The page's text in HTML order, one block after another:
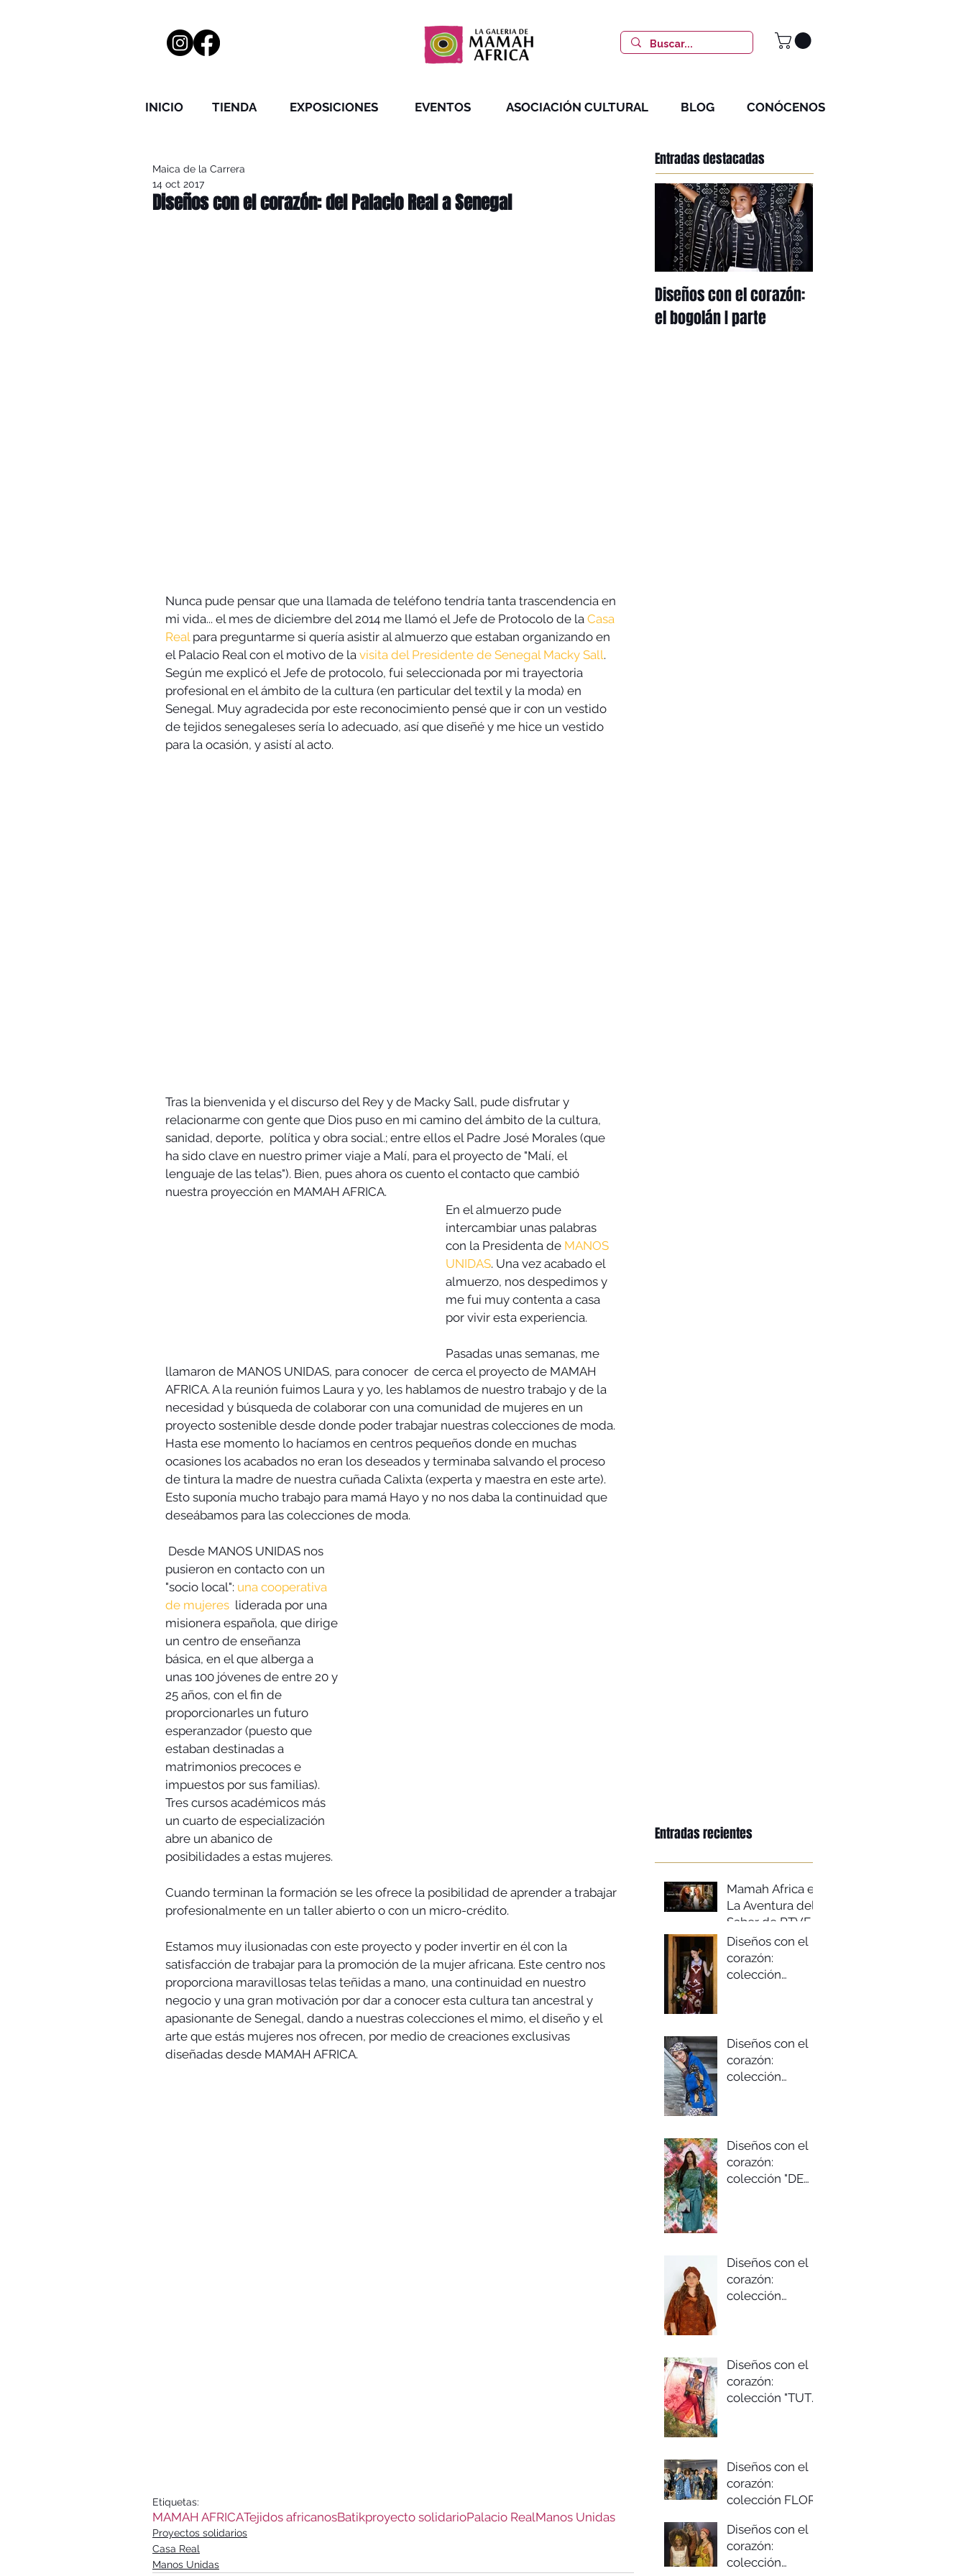
INICIO TIENDA EXPOSICIONES EVENTOS ASOCIACIÓN CULTURAL BLOG CONÓCENOS
Diseños con el corazón: del Palacio Real a Senegal
Maica de la Carrera
14 oct 2017
Nunca pude pensar que una llamada de teléfono tendría tanta trascendencia en
mi vida... el mes de diciembre del 2014 me llamó el Jefe de Protocolo de la Casa
Real para preguntarme si quería asistir al almuerzo que estaban organizando en
el Palacio Real con el motivo de la visita del Presidente de Senegal Macky Sall.
Según me explicó el Jefe de protocolo, fui seleccionada por mi trayectoria
profesional en el ámbito de la cultura (en particular del textil y la moda) en
Senegal. Muy agradecida por este reconocimiento pensé que ir con un vestido
de tejidos senegaleses sería lo adecuado, así que diseñé y me hice un vestido
para la ocasión, y asistí al acto.
Tras la bienvenida y el discurso del Rey y de Macky Sall, pude disfrutar y
relacionarme con gente que Dios puso en mi camino del ámbito de la cultura,
sanidad, deporte,  política y obra social.; entre ellos el Padre José Morales (que
ha sido clave en nuestro primer viaje a Malí, para el proyecto de "Malí, el
lenguaje de las telas"). Bien, pues ahora os cuento el contacto que cambió
nuestra proyección en MAMAH AFRICA.
En el almuerzo pude
intercambiar unas palabras
con la Presidenta de MANOS
UNIDAS. Una vez acabado el
almuerzo, nos despedimos y
me fui muy contenta a casa
por vivir esta experiencia.
Pasadas unas semanas, me
llamaron de MANOS UNIDAS, para conocer  de cerca el proyecto de MAMAH
AFRICA. A la reunión fuimos Laura y yo, les hablamos de nuestro trabajo y de la
necesidad y búsqueda de colaborar con una comunidad de mujeres en un
proyecto sostenible desde donde poder trabajar nuestras colecciones de moda.
Hasta ese momento lo hacíamos en centros pequeños donde en muchas
ocasiones los acabados no eran los deseados y terminaba salvando el proceso
de tintura la madre de nuestra cuñada Calixta (experta y maestra en este arte).
Esto suponía mucho trabajo para mamá Hayo y no nos daba la continuidad que
deseábamos para las colecciones de moda.
pusieron en contacto con un
"socio local": una cooperativa
de mujeres liderada por una
misionera española, que dirige
un centro de enseñanza
básica, en el que alberga a
unas 100 jóvenes de entre 20 y
25 años, con el fin de
proporcionarles un futuro
esperanzador (puesto que
estaban destinadas a
matrimonios precoces e
impuestos por sus familias).
Tres cursos académicos más
un cuarto de especialización
abre un abanico de
posibilidades a estas mujeres.
Cuando terminan la formación se les ofrece la posibilidad de aprender a trabajar
profesionalmente en un taller abierto o con un micro-crédito.
Estamos muy ilusionadas con este proyecto y poder invertir en él con la
satisfacción de trabajar para la promoción de la mujer africana. Este centro nos
proporciona maravillosas telas teñidas a mano, una continuidad en nuestro
negocio y una gran motivación por dar a conocer esta cultura tan ancestral y
apasionante de Senegal, dando a nuestras colecciones el mimo, el diseño y el
arte que estás mujeres nos ofrecen, por medio de creaciones exclusivas
diseñadas desde MAMAH AFRICA.
Etiquetas:
MAMAH AFRICATejidos africanosBatikproyecto solidarioPalacio RealManos Unidas
Proyectos solidarios
Casa Real
Manos Unidas
Entradas destacadas
Diseños con el corazón:
el bogolán I parte
Entradas recientes
Mamah Africa en
La Aventura del
Saber de RTVE
Diseños con el
corazón:
colección
no 2026
Diseños con el
corazón:
colección
2025/26
Diseños con el
corazón:
colección "DE
Diseños con el
corazón:
colección
2024/25
Diseños con el
corazón:
colección "TUTTI
Diseños con el
corazón:
colección FLOR
invierno 2023-24
Diseños con el
corazón:
colección